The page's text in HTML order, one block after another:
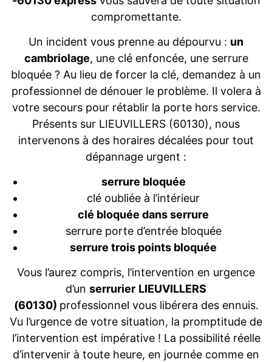
compromettante.
Un incident vous prenne au dépourvu : un
cambriolage, une clé enfoncée, une serrure
bloquée ? Au lieu de forcer la clé, demandez à un
professionnel de dénouer le problème. Il volera à
votre secours pour rétablir la porte hors service.
Présents sur LIEUVILLERS (60130), nous
intervenons à des horaires décalées pour tout
dépannage urgent :
serrure bloquée
clé oubliée à l’intérieur
clé bloquée dans serrure
serrure porte d’entrée bloquée
serrure trois points bloquée
Vous l’aurez compris, l’intervention en urgence
d’un serrurier LIEUVILLERS
(60130) professionnel vous libérera des ennuis.
Vu l’urgence de votre situation, la promptitude de
l’intervention est impérative ! La possibilité réelle
d’intervenir à toute heure, en journée comme en